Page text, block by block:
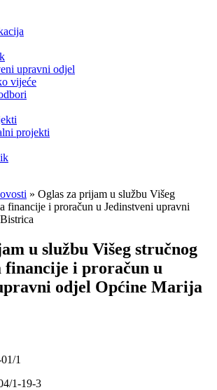
upravni odjel
vijeće
projekti
» Oglas za prijam u službu Višeg
financije i proračun u Jedinstveni upravni
u službu Višeg stručnog
financije i proračun u
odjel Općine Marija
1
1-19-3